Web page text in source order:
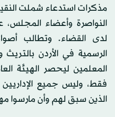
مذكرات استدعاء شملت
النواصرة وأعضاء
لدى القضاء. وتطالب
الرسمية في الأردن
المعلمين ليحصر الهيئة
فقط، وليس جميع الإداريين
الذين سبق لهم وأن مارسوا